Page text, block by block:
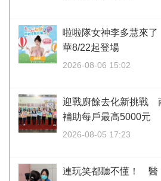
啦啦隊女神李多慧來
華8/22起登場
2026-08-06 15:02
迎戰廚餘去化新挑戰
補助每戶最高5000元
2026-08-05 17:23
連玩笑都聽不懂！ 醫